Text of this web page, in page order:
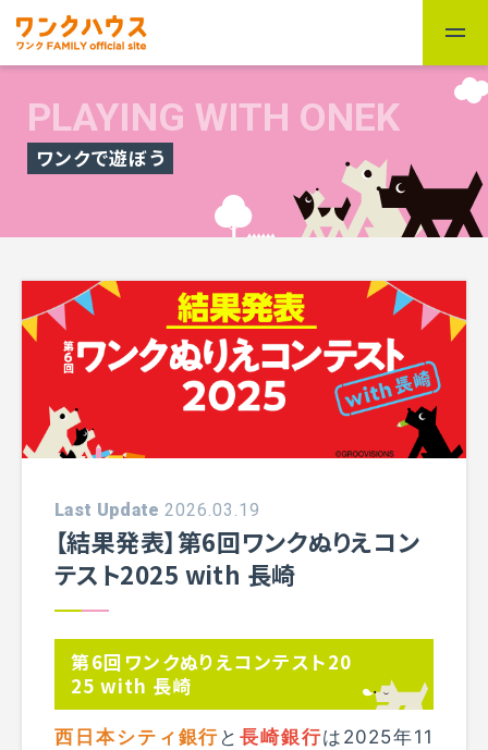
PLAYING WITH ONEK
ワンクで遊ぼう
Last Update 2026.03.19
【結果発表】第6回ワンクぬりえコン
テスト2025 with 長崎
第6回ワンクぬりえコンテスト20
25 with 長崎
西日本シティ銀行 と長崎銀行は2025年11